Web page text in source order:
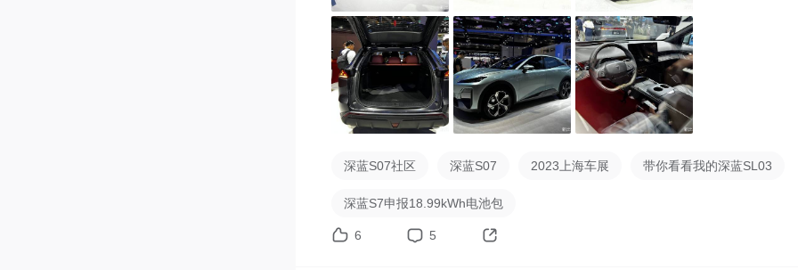
深蓝S07社区 深蓝S07 2023上海车展 带你看看我的深蓝SL03
深蓝S7申报18.99kWh电池包
6 5